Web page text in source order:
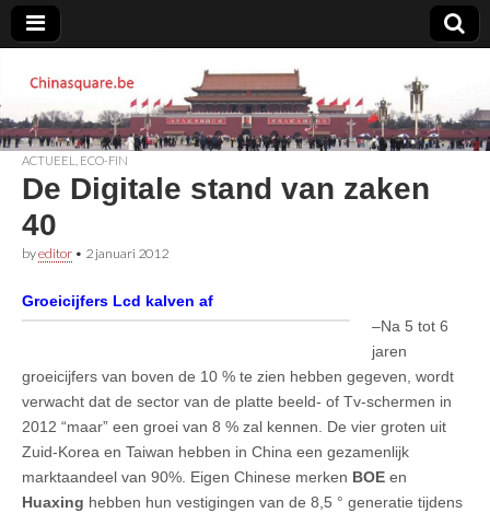
Chinasquare.be
ACTUEEL ECO-FIN
De Digitale stand van zaken
40
byeditor • 2 januari 2012
Groeicijfers Lcd kalven af
–Na 5 tot 6
jaren
groeicijfers van boven de 10 % te zien hebben gegeven, wordt
verwacht dat de sector van de platte beeld- of Tv-schermen in
2012 “maar” een groei van 8 % zal kennen. De vier groten uit
Zuid-Korea en Taiwan hebben in China een gezamenlijk
marktaandeel van 90%. Eigen Chinese merken BOE en
Huaxing hebben hun vestigingen van de 8,5 ° generatie tijdens